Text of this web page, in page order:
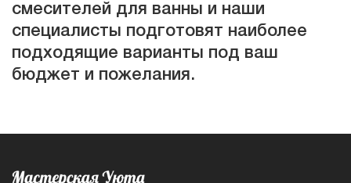
смесителей для ванны и наши
специалисты подготовят наиболее
подходящие варианты под ваш
бюджет и пожелания.